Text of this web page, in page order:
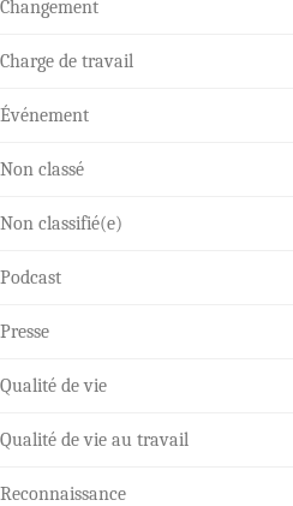
Changement
Charge de travail
Événement
Non classé
Non classifié(e)
Podcast
Presse
Qualité de vie
Qualité de vie au travail
Reconnaissance